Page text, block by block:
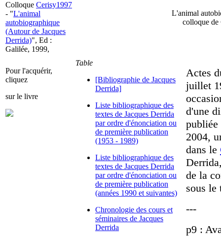
Colloque Cerisy1997
- "L'animal
autobiographique
(Autour de Jacques
Derrida)", Ed :
Galilée, 1999,
L'animal
colloque
Pour l'acquérir,
cliquez
sur le livre
Table
[Bibliographie de Jacques
Derrida]
Liste bibliographique des
textes de Jacques Derrida
par ordre d'énonciation ou
de première publication
(1953 - 1989)
Liste bibliographique des
textes de Jacques Derrida
par ordre d'énonciation ou
de première publication
(années 1990 et suivantes)
Chronologie des cours et
séminaires de Jacques
Derrida
Actes
juillet
d'une
publiée
2004,
dans le
de la
sous
---
p9 :